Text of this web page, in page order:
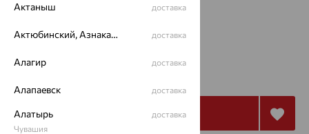
от 41 279
Купить
Актаныш доставка
Актюбинский, Азнакаевский район доставка
Алагир доставка
Алапаевск доставка
Алатырь
Чувашия
доставка